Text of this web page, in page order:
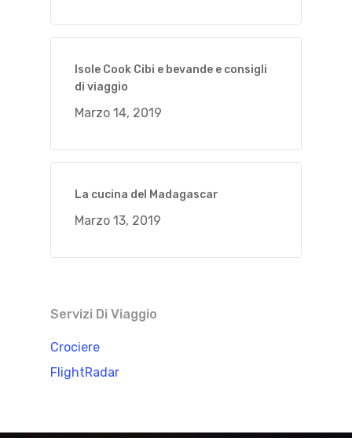
Isole Cook Cibi e bevande e consigli
di viaggio
Marzo 14, 2019
La cucina del Madagascar
Marzo 13, 2019
Servizi Di Viaggio
Crociere
FlightRadar